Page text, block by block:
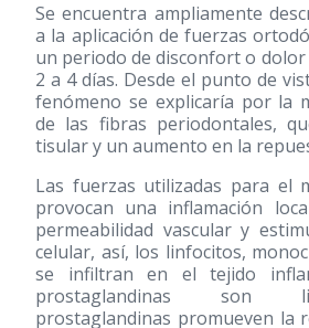
Se encuentra ampliamente
a la aplicación de fuerzas
un periodo de disconfort o dolor
2 a 4 días. Desde el punto de
fenómeno se explicaría por la
de las fibras periodontales,
tisular y un aumento en la
Las fuerzas utilizadas para el
provocan una inflamación
permeabilidad vascular y
celular, así, los linfocitos,
se infiltran en el tejido
prostaglandinas son
prostaglandinas promueven la